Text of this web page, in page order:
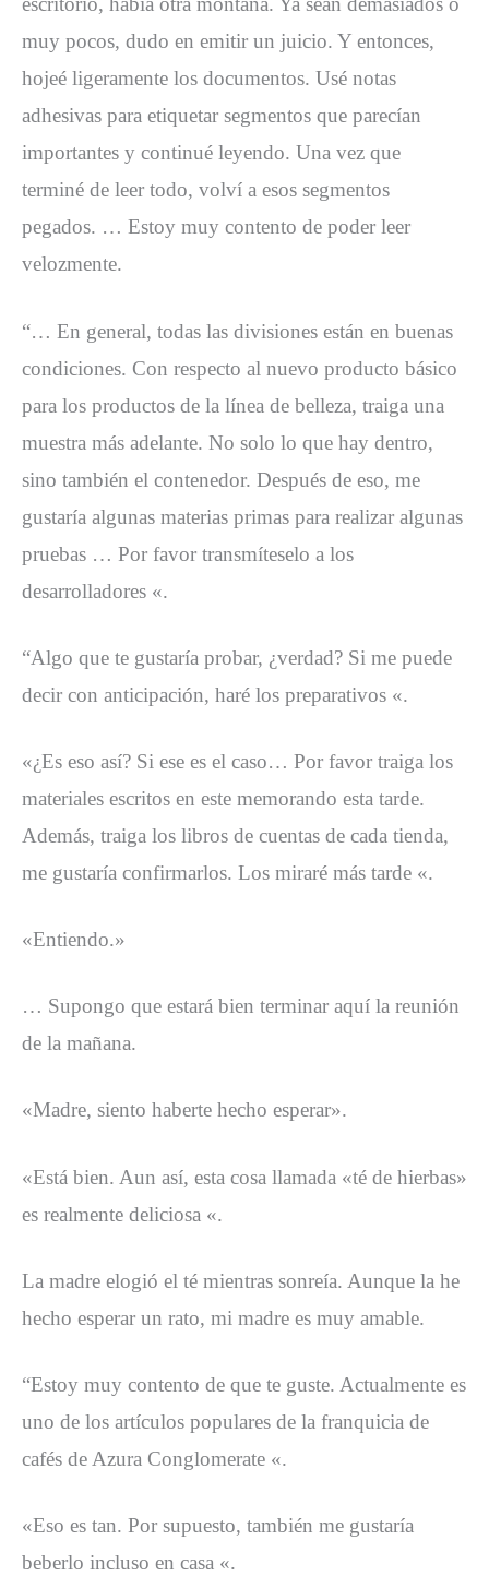
muy pocos, dudo en emitir un juicio. Y entonces,
hojeé ligeramente los documentos. Usé notas
adhesivas para etiquetar segmentos que parecían
importantes y continué leyendo. Una vez que
terminé de leer todo, volví a esos segmentos
pegados. … Estoy muy contento de poder leer
velozmente.
“… En general, todas las divisiones están en buenas
condiciones. Con respecto al nuevo producto básico
para los productos de la línea de belleza, traiga una
muestra más adelante. No solo lo que hay dentro,
sino también el contenedor. Después de eso, me
gustaría algunas materias primas para realizar algunas
pruebas … Por favor transmíteselo a los
desarrolladores «.
“Algo que te gustaría probar, ¿verdad? Si me puede
decir con anticipación, haré los preparativos «.
«¿Es eso así? Si ese es el caso… Por favor traiga los
materiales escritos en este memorando esta tarde.
Además, traiga los libros de cuentas de cada tienda,
me gustaría confirmarlos. Los miraré más tarde «.
«Entiendo.»
… Supongo que estará bien terminar aquí la reunión
de la mañana.
«Madre, siento haberte hecho esperar».
«Está bien. Aun así, esta cosa llamada «té de hierbas»
es realmente deliciosa «.
La madre elogió el té mientras sonreía. Aunque la he
hecho esperar un rato, mi madre es muy amable.
“Estoy muy contento de que te guste. Actualmente es
uno de los artículos populares de la franquicia de
cafés de Azura Conglomerate «.
«Eso es tan. Por supuesto, también me gustaría
beberlo incluso en casa «.